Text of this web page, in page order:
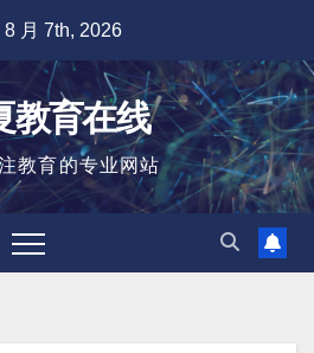
8 月 7th, 2026
教育在线
教育的专业网站